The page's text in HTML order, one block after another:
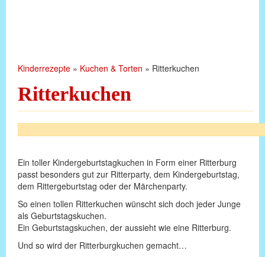
Kinderrezepte » Kuchen & Torten » Ritterkuchen
Ritterkuchen
Ein toller Kindergeburtstagkuchen in Form einer Ritterburg
passt besonders gut zur Ritterparty, dem Kindergeburtstag,
dem Rittergeburtstag oder der Märchenparty.
So einen tollen Ritterkuchen wünscht sich doch jeder Junge
als Geburtstagskuchen.
Ein Geburtstagskuchen, der aussieht wie eine Ritterburg.
Und so wird der Ritterburgkuchen gemacht…